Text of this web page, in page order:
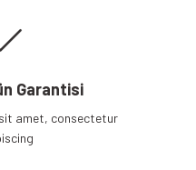
Garantisi
amet, consectetur